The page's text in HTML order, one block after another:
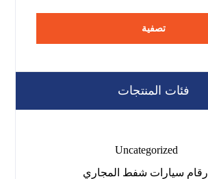
تصفية
فئات المنتجات
Uncategorized
ارقام سيارات شفط المجاري